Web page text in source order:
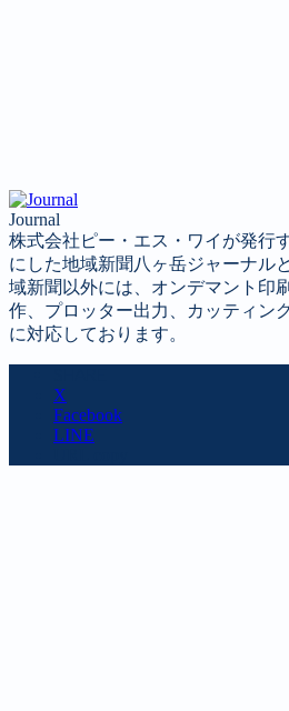
Journal
株式会社ピー・エス・ワイが発行
にした地域新聞八ヶ岳ジャーナル
域新聞以外には、オンデマント印
作、プロッター出力、カッティン
に対応しております。
X
Facebook
LINE